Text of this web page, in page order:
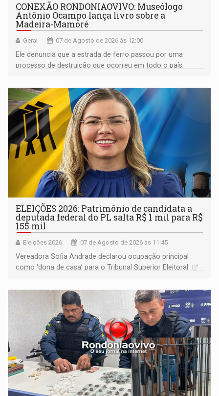
CONEXÃO RONDONIAOVIVO: Museólogo
Antônio Ocampo lança livro sobre a
Madeira-Mamoré
Geral 07 de Agosto de 2026 às 12:00
Ele denuncia que a estrada de ferro passou por uma
processo de destruição que ocorreu em todo o país,
ELEIÇÕES 2026: Patrimônio de candidata a
deputada federal do PL salta R$ 1 mil para R$
155 mil
Eleições 2026 07 de Agosto de 2026 às 11:45
Vereadora Sofia Andrade declarou ocupação principal
como ‘dona de casa’ para o Tribunal Superior Eleitoral